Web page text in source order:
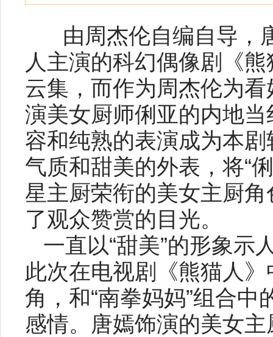
由周杰伦自编自导，
人主演的科幻偶像剧《
云集，而作为周杰伦为
演美女厨师俐亚的内地
容和纯熟的表演成为本
气质和甜美的外表，将“
星主厨荣衔的美女主厨
了观众赞赏的目光。
一直以“甜美”的形象示
此次在电视剧《熊猫人
角，和“南拳妈妈”组合
感情。唐嫣饰演的美女